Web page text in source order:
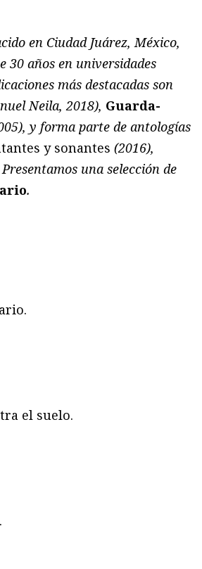
en Ciudad Juárez, México,
años en universidades
más destacadas son
Neila, 2018), Guarda-
y forma parte de antologías
y sonantes (2016),
una selección de
.
el suelo.